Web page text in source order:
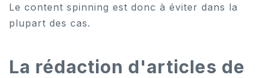
Le content spinning est donc à éviter dans la
plupart des cas.
La rédaction d'articles de